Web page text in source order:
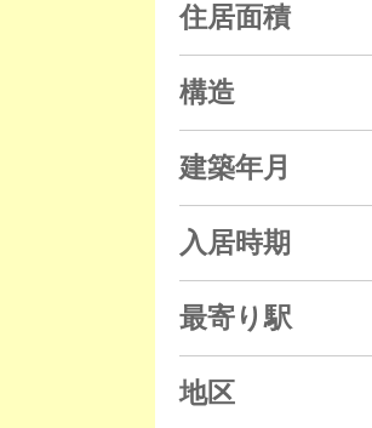
住居面積
構造
建築年月
入居時期
最寄り駅
地区